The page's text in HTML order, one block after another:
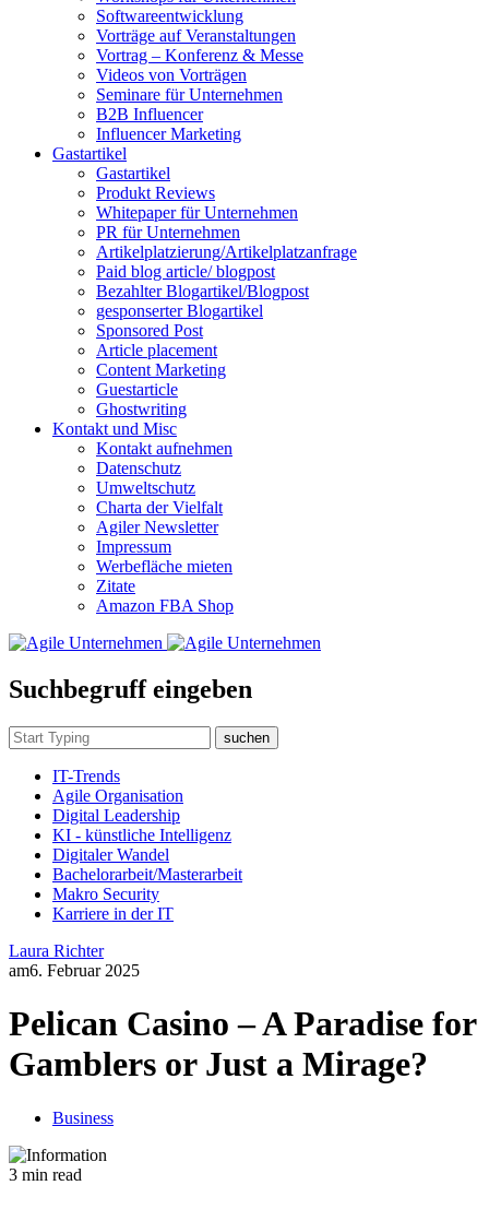
Softwareentwicklung
Vorträge auf Veranstaltungen
Vortrag – Konferenz & Messe
Videos von Vorträgen
Seminare für Unternehmen
B2B Influencer
Influencer Marketing
Gastartikel
Gastartikel
Produkt Reviews
Whitepaper für Unternehmen
PR für Unternehmen
Artikelplatzierung/Artikelplatzanfrage
Paid blog article/ blogpost
Bezahlter Blogartikel/Blogpost
gesponserter Blogartikel
Sponsored Post
Article placement
Content Marketing
Guestarticle
Ghostwriting
Kontakt und Misc
Kontakt aufnehmen
Datenschutz
Umweltschutz
Charta der Vielfalt
Agiler Newsletter
Impressum
Werbefläche mieten
Zitate
Amazon FBA Shop
Suchbegruff eingeben
suchen
IT-Trends
Agile Organisation
Digital Leadership
KI - künstliche Intelligenz
Digitaler Wandel
Bachelorarbeit/Masterarbeit
Makro Security
Karriere in der IT
Laura Richter
am6. Februar 2025
Pelican Casino – A Paradise for
Gamblers or Just a Mirage?
Business
3 min read